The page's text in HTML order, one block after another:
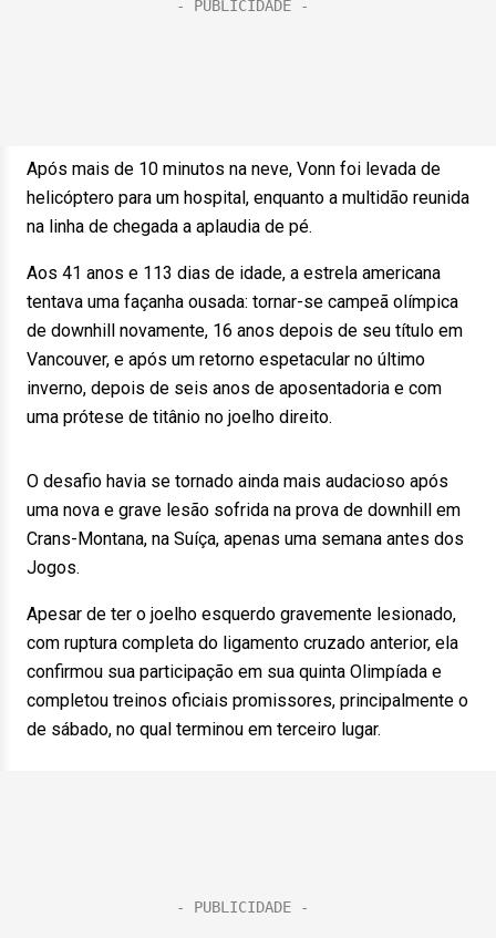
Após mais de 10 minutos na neve, Vonn foi levada de
helicóptero para um hospital, enquanto a multidão reunida
na linha de chegada a aplaudia de pé.
Aos 41 anos e 113 dias de idade, a estrela americana
tentava uma façanha ousada: tornar-se campeã olímpica
de downhill novamente, 16 anos depois de seu título em
Vancouver, e após um retorno espetacular no último
inverno, depois de seis anos de aposentadoria e com
uma prótese de titânio no joelho direito.
O desafio havia se tornado ainda mais audacioso após
uma nova e grave lesão sofrida na prova de downhill em
Crans-Montana, na Suíça, apenas uma semana antes dos
Jogos.
Apesar de ter o joelho esquerdo gravemente lesionado,
com ruptura completa do ligamento cruzado anterior, ela
confirmou sua participação em sua quinta Olimpíada e
completou treinos oficiais promissores, principalmente o
de sábado, no qual terminou em terceiro lugar.